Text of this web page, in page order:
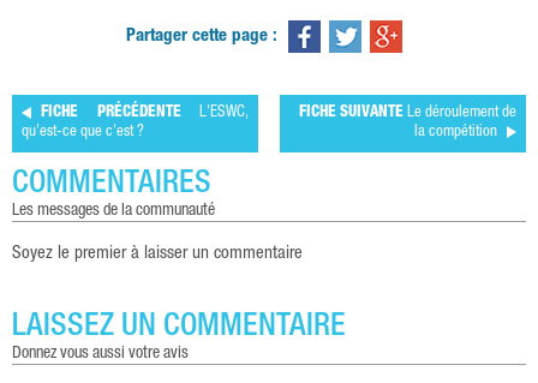
Partager cette page :
FICHE PRÉCÉDENTEL'ESWC,
qu'est-ce que c'est ?
FICHE SUIVANTE Le déroulement de
la compétition
COMMENTAIRES
les messages de la communauté
Soyez le premier à laisser un commentaire
LAISSEZ UN COMMENTAIRE
donnez vous aussi votre avis